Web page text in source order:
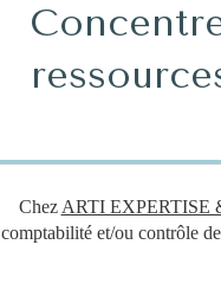
Chez ARTI EXPERTISE
comptabilité et/ou contrôle